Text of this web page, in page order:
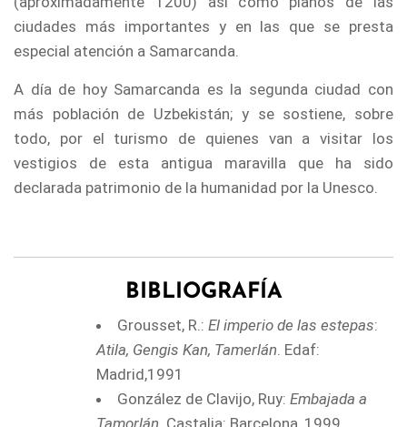
ciudades más importantes y en las que se presta
especial atención a Samarcanda.
A día de hoy Samarcanda es la segunda ciudad con
más población de Uzbekistán; y se sostiene, sobre
todo, por el turismo de quienes van a visitar los
vestigios de esta antigua maravilla que ha sido
declarada patrimonio de la humanidad por la Unesco.
BIBLIOGRAFÍA
Grousset, R.: El imperio de las estepas:
Atila, Gengis Kan, Tamerlán. Edaf:
Madrid,1991
González de Clavijo, Ruy: Embajada a